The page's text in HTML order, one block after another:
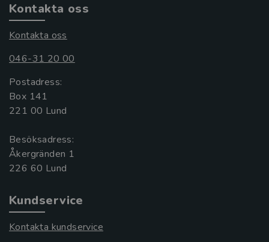
Kontakta oss
Kontakta oss
046-31 20 00
Postadress:
Box 141
221 00 Lund
Besöksadress:
Åkergränden 1
Kundservice
Kontakta kundservice